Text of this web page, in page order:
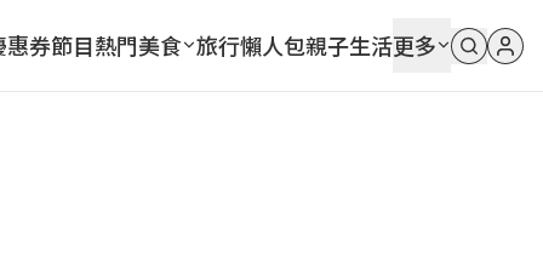
惠券節目熱門美食 旅行懶人包親子生活更多